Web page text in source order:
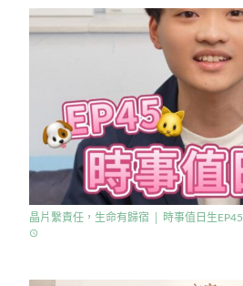
晶片繫責任，生命有歸宿 │ 時事值日生EP45
access_time